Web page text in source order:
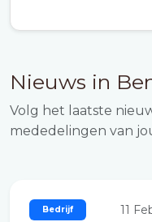
Nieuws in
Volg het laatste
mededelingen van
Bedrijf 11